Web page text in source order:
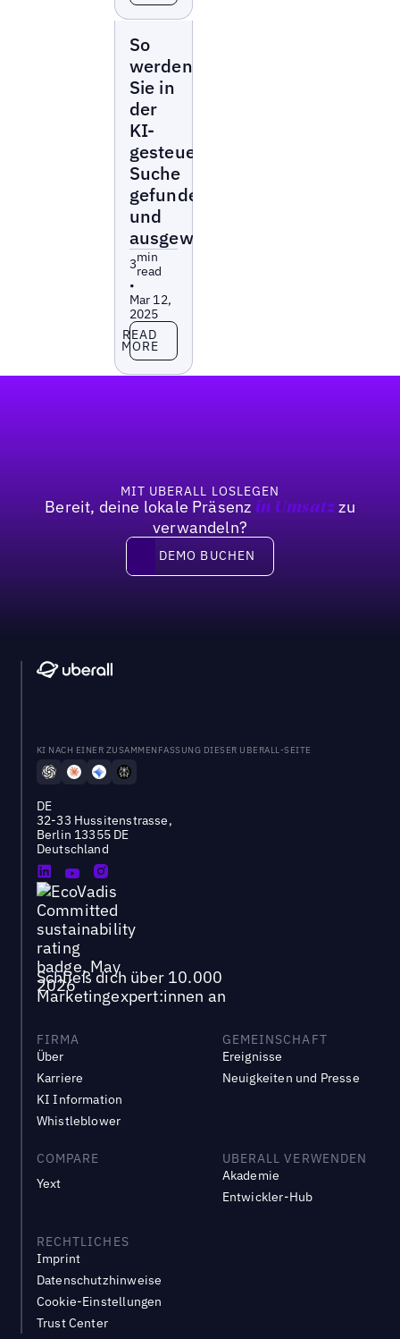
So
werden
Sie in
der
KI-
gesteuerten
Suche
gefunden
und
ausgewählt
3min
read
•
Mar 12,
2025
Read more
READ
MORE
MIT UBERALL LOSLEGEN
Bereit, deine lokale Präsenz in Umsatzzu
verwandeln?
DEMO BUCHEN
DEMO BUCHEN
KI NACH EINER ZUSAMMENFASSUNG DIESER UBERALL-SEITE
DE
32-33 Hussitenstrasse,
Berlin 13355 DE
Deutschland
Schließ dich über 10.000
Marketingexpert:innen an
FIRMA
Über
Karriere
KI Information
Whistleblower
GEMEINSCHAFT
Ereignisse
Neuigkeiten und Presse
COMPARE
Yext
UBERALL VERWENDEN
Akademie
Entwickler-Hub
RECHTLICHES
Imprint
Datenschutzhinweise
Cookie-Einstellungen
Trust Center